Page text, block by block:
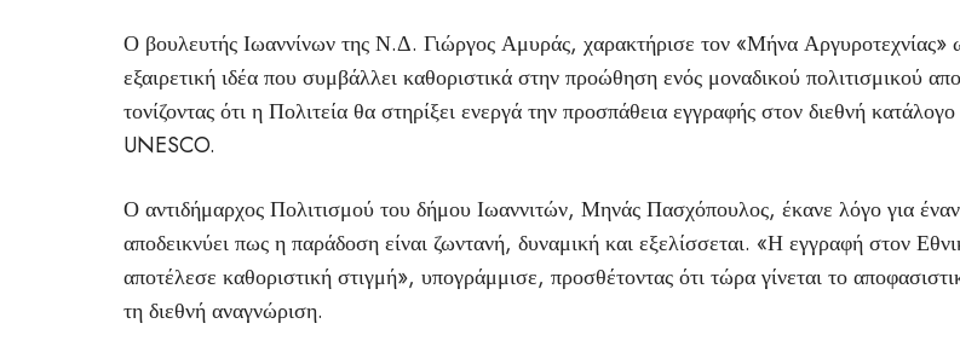
Ο βουλευτής Ιωαννίνων της Ν.Δ. Γιώργος Αμυράς, χαρακτήρισε τον «Μήνα Αργυροτεχνίας»
εξαιρετική ιδέα που συμβάλλει καθοριστικά στην προώθηση ενός μοναδικού πολιτισμικού
τονίζοντας ότι η Πολιτεία θα στηρίξει ενεργά την προσπάθεια εγγραφής στον διεθνή κατάλογο
UNESCO.
Ο αντιδήμαρχος Πολιτισμού του δήμου Ιωαννιτών, Μηνάς Πασχόπουλος, έκανε λόγο για
αποδεικνύει πως η παράδοση είναι ζωντανή, δυναμική και εξελίσσεται. «Η εγγραφή στον
αποτέλεσε καθοριστική στιγμή», υπογράμμισε, προσθέτοντας ότι τώρα γίνεται το
τη διεθνή αναγνώριση.